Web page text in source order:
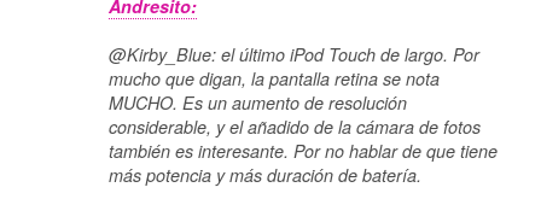
Andresito:
@Kirby_Blue: el último iPod Touch de largo. Por
mucho que digan, la pantalla retina se nota
MUCHO. Es un aumento de resolución
considerable, y el añadido de la cámara de fotos
también es interesante. Por no hablar de que tiene
más potencia y más duración de batería.